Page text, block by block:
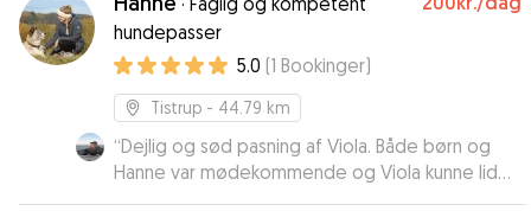
hundepasser
5.0 (1 Bookinger)
Tistrup - 44.79 km
“Dejlig og sød pasning af Viola. Både børn og
Hanne var mødekommende og Viola kunne lide
hele familien med det sammen. Også meget fint